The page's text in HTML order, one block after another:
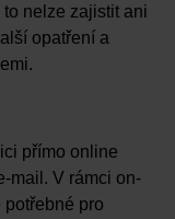
nelze zajistit ani
opatření a
přímo online
mail. V rámci on-
potřebné pro